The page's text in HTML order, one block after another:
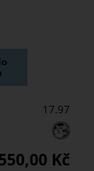
17.97
Kč